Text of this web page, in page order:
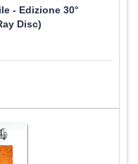
- Edizione 30°
Disc)